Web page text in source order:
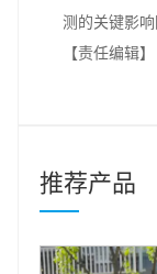
测的关键影
【责任编辑】
推荐产品